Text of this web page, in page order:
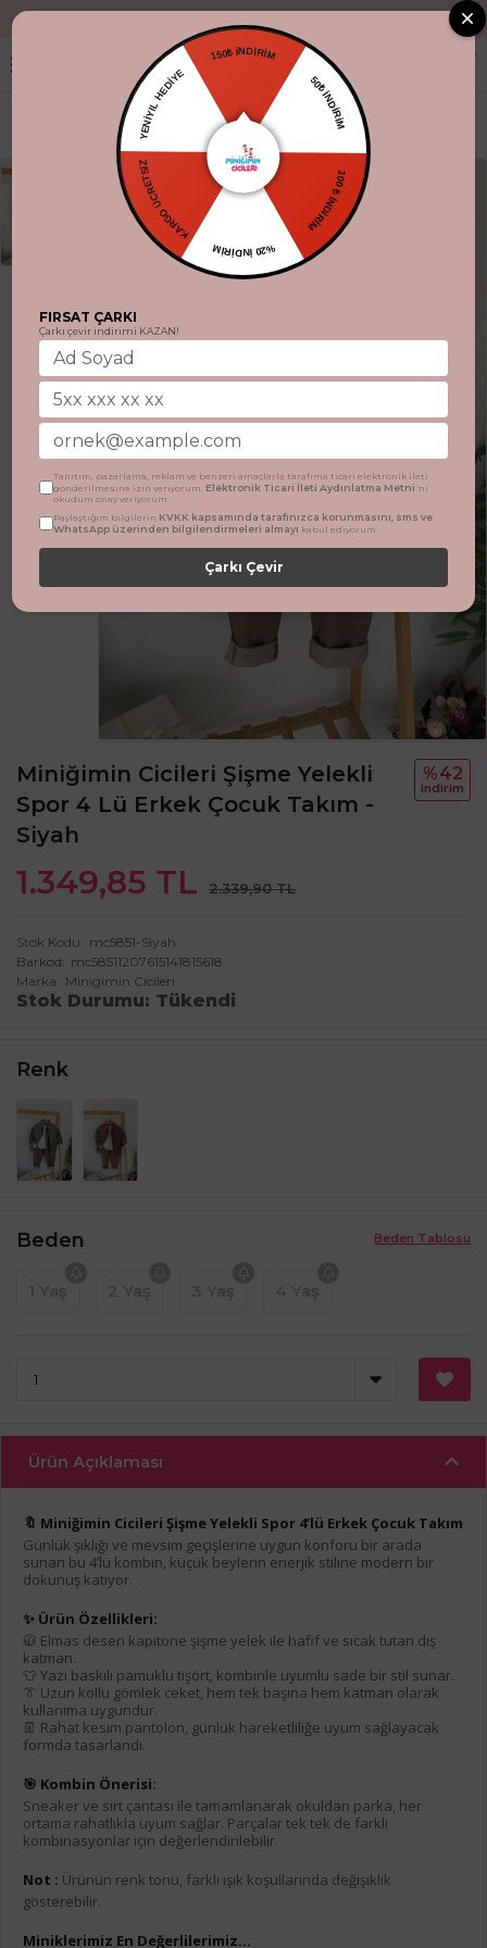
"Aynı gün
Miniğimin Cicileri Şişme Yelekli
Spor 4 Lü Erkek Çocuk Takım -
Siyah
1.349,85 TL 2.339,90 TL
%42
i̇ndi̇ri̇m
Stok Kodu
mc5851-Siyah
Barkod
mc58511207615141815618
Marka
Minigimin Cicileri
Stok Durumu Tükendi
Renk
Beden Tablosu
Beden
Ürün Açıklaması
🔖 Miniğimin Cicileri Şişme Yelekli Spor 4’lü Erkek Çocuk Takım
Günlük şıklığı ve mevsim geçişlerine uygun konforu bir arada
sunan bu 4’lü kombin, küçük beylerin enerjik stiline modern bir
dokunuş katıyor.
✨ Ürün Özellikleri:
🧥 Elmas desen kapitone şişme yelek ile hafif ve sıcak tutan dış
katman.
👕 Yazı baskılı pamuklu tişört, kombinle uyumlu sade bir stil sunar.
👔 Uzun kollu gömlek ceket, hem tek başına hem katman olarak
kullanıma uygundur.
👖 Rahat kesim pantolon, günlük hareketliliğe uyum sağlayacak
formda tasarlandı.
🎯 Kombin Önerisi:
Sneaker ve sırt çantası ile tamamlanarak okuldan parka, her
ortama rahatlıkla uyum sağlar. Parçalar tek tek de farklı
kombinasyonlar için değerlendirilebilir.
Not : Ürünün renk tonu, farklı ışık koşullarında değişiklik
gösterebilir.
Miniklerimiz En Değerlilerimiz...
150₺ İNDİRİM
50₺ İNDİRİM
100 ₺ İNDİRİM
%20 İNDİRİM
KARGO ÜCRETSİZ
YENİYIL HEDİYE
FIRSAT ÇARKI
Çarkı çevir indirimi KAZAN!
Tanıtım, pazarlama, reklam ve benzeri amaçlarla tarafıma ticari elektronik ileti
gönderilmesine izin veriyorum. Elektronik Ticari İleti Aydınlatma Metni 'ni
okudum onay veriyorum.
Paylaştığım bilgilerin KVKK kapsamında tarafınızca korunmasını, sms ve
WhatsApp üzerinden bilgilendirmeleri almayı kabul ediyorum.
Çarkı Çevir